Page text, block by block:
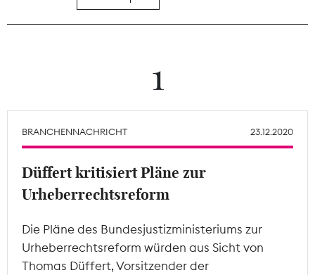
Theodor-Wolff-Preis
Mitgliederbereich
1
BRANCHENNACHRICHT 23.12.2020
Düffert kritisiert Pläne zur
Urheberrechtsreform
Die Pläne des Bundesjustizministeriums zur
Urheberrechtsreform würden aus Sicht von
Thomas Düffert, Vorsitzender der